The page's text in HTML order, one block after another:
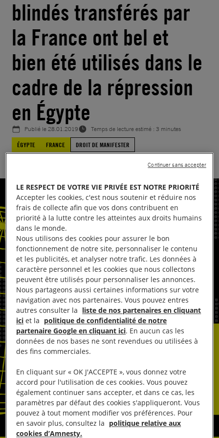
blindés transférés par
la France ont bel et
bien été utilisés dans le
cadre de la répression
en Égypte
Publié le28.01.2019
Temps de lecture estimé : 3 minutes
ÉGYPTE
FRANCE DROIT DE MANIFESTER
LE RESPECT DE VOTRE VIE PRIVÉE EST NOTRE PRIORITÉ
Accepter les cookies, c'est nous soutenir et réduire nos
frais de collecte afin que vos dons contribuent en
priorité à la lutte contre les atteintes aux droits humains
dans le monde.
Nous utilisons des cookies pour assurer le bon
fonctionnement de notre site, personnaliser le contenu
et les publicités, et analyser notre trafic. Les données à
caractère personnel et les cookies que nous collectons
peuvent être utilisés pour personnaliser les annonces.
Nous partageons aussi certaines informations sur votre
navigation avec nos partenaires. Vous pouvez entres
autres consulter la liste de nos partenaires en cliquant
ici et la politique de confidentialité de notre
partenaire Google en cliquant ici. En aucun cas les
données de nos bases ne sont revendues ou utilisées à
des fins commerciales.
En cliquant sur « OK J'ACCEPTE », vous donnez votre
accord pour l'utilisation de ces cookies. Vous pouvez
également continuer sans accepter, et dans ce cas, les
paramètres par défaut des cookies s'appliqueront. Vous
pouvez à tout moment modifier vos préférences. Pour
en savoir plus, consultez la politique relative aux
cookies d’Amnesty.
Continuer sans accepter